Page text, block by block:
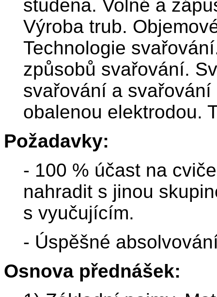
studena. Volné a
Výroba trub.
Technologie
způsobů svařování.
svařování a
obalenou elektrodou.
Požadavky:
- 100 % účast na
nahradit s jinou
s vyučujícím.
- Úspěšné
Osnova přednášek: